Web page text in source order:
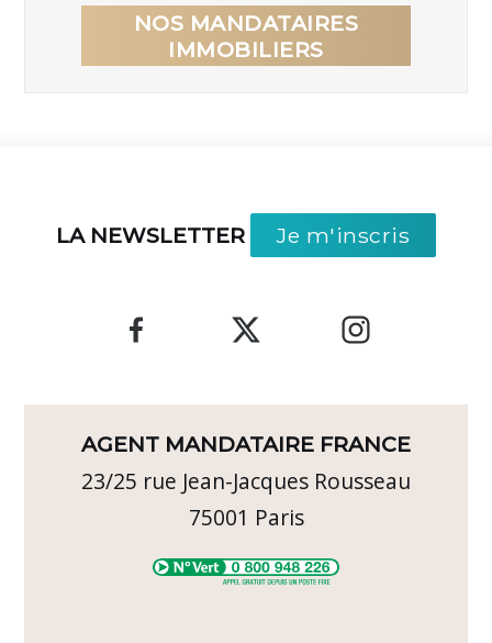
NOS MANDATAIRES
IMMOBILIERS
LA NEWSLETTER Je m'inscris
AGENT MANDATAIRE FRANCE
23/25 rue Jean-Jacques Rousseau
75001 Paris